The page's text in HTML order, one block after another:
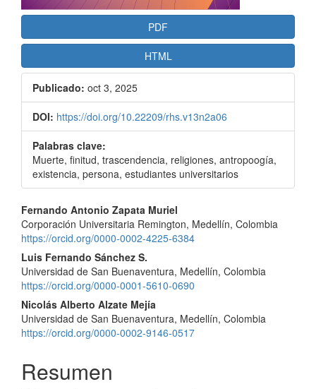
PDF
HTML
Publicado: oct 3, 2025
DOI: https://doi.org/10.22209/rhs.v13n2a06
Palabras clave:
Muerte, finitud, trascendencia, religiones, antropoogía,
existencia, persona, estudiantes universitarios
Contenido
principal
del
artículo
Fernando Antonio Zapata Muriel
Corporación Universitaria Remington, Medellín, Colombia
https://orcid.org/0000-0002-4225-6384
Luis Fernando Sánchez S.
Universidad de San Buenaventura, Medellín, Colombia
https://orcid.org/0000-0001-5610-0690
Nicolás Alberto Alzate Mejía
Universidad de San Buenaventura, Medellín, Colombia
https://orcid.org/0000-0002-9146-0517
Resumen